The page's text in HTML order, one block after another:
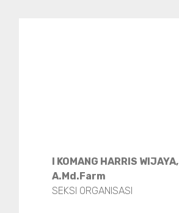
I KOMANG HARRIS WIJAYA,
A.Md.Farm
SEKSI ORGANISASI